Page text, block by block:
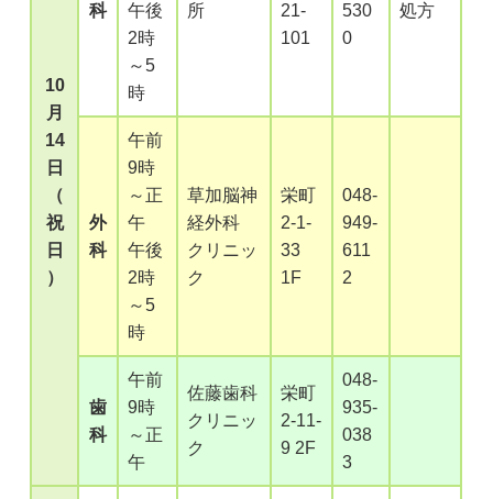
10
月
14
日
（
祝
日
）
科
午後
2時
～5
時
所
21-
101
530
0
処方
外
科
午前
9時
～正
午
午後
2時
～5
時
草加脳神
経外科
クリニッ
ク
栄町
2-1-
33
1F
048-
949-
611
2
歯
科
午前
9時
～正
午
佐藤歯科
クリニッ
ク
栄町
2-11-
9 2F
048-
935-
038
3